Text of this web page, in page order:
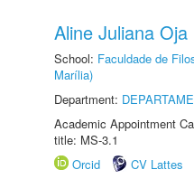
Aline Juliana
School: Faculdade de
Marília)
Department:
Academic Appointment
title: MS-3.1
Orcid
CV Lattes